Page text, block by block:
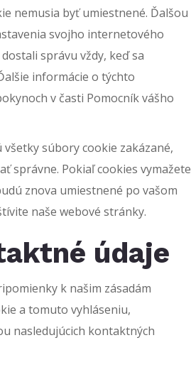
nemusia byť umiestnené. Ďalšou
svojho internetového
správu vždy, keď sa
informácie o týchto
v časti Pomocník vášho
súbory cookie zakázané,
správne. Pokiaľ cookies vymažete
znova umiestnené po vašom
naše webové stránky.
údaje
k našim zásadám
a tomuto vyhláseniu,
nasledujúcich kontaktných